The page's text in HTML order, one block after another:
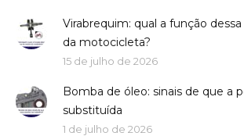
Virabrequim: qual a função
da motocicleta?
15 de julho de 2026
Bomba de óleo: sinais de que a
substituída
1 de julho de 2026